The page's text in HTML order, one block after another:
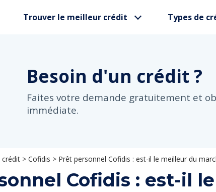
Trouver le meilleur crédit Types de
Besoin d'un crédit ?
Faites votre demande gratuitement et
immédiate.
crédit > Cofidis > Prêt personnel Cofidis : est-il le meilleur du
Cofidis : est-il